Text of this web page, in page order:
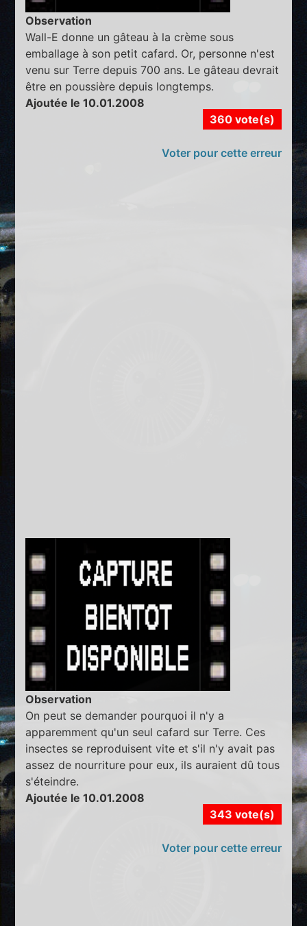
Observation
Wall-E donne un gâteau à la crème sous
emballage à son petit cafard. Or, personne n'est
venu sur Terre depuis 700 ans. Le gâteau devrait
être en poussière depuis longtemps.
Ajoutée le 10.01.2008
360 vote(s)
Voter pour cette erreur
Observation
On peut se demander pourquoi il n'y a
apparemment qu'un seul cafard sur Terre. Ces
insectes se reproduisent vite et s'il n'y avait pas
assez de nourriture pour eux, ils auraient dû tous
s'éteindre.
Ajoutée le 10.01.2008
343 vote(s)
Voter pour cette erreur